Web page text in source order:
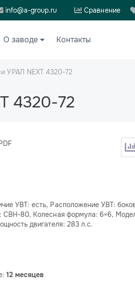
info@a-group.ru Сравнение
О заводе Контакты
УРАЛ NEXT 4320-72
4320-72
УВТ: есть, Расположение УВТ:
СВН-80, Колесная формула: 6×6,
двигателя: 283 л.с.
12 месяцев